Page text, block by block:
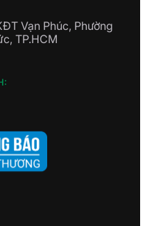
Lê Chân, Hải
LIFE HD
Lý Anh Tông, Lê
LIFE HP
Xi Măng) - Hồng
Vạn Phúc, Phường
TP.HCM